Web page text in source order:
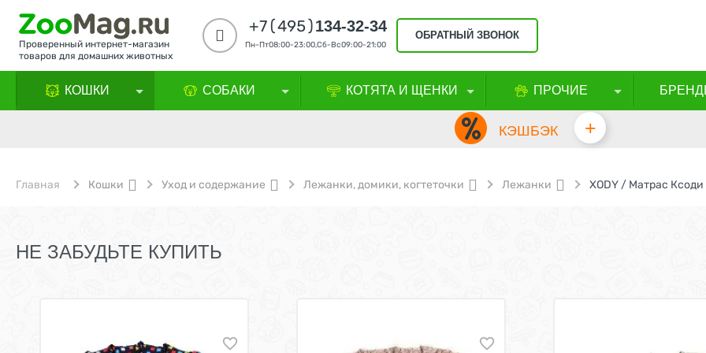
Проверенный интернет-магазин
товаров для домашних животных
+7(495)134-32-34
Пн-Пт08:00-23:00,Сб-Вс09:00-21:00
ОБРАТНЫЙ ЗВОНОК
КОШКИ СОБАКИ КОТЯТА И ЩЕНКИ ПРОЧИЕ
КЭШБЭК +
Главная Кошки Уход и содержание Лежанки, домики, когтеточки Лежанки XODY / Матрас
НЕ ЗАБУДЬТЕ КУПИТЬ